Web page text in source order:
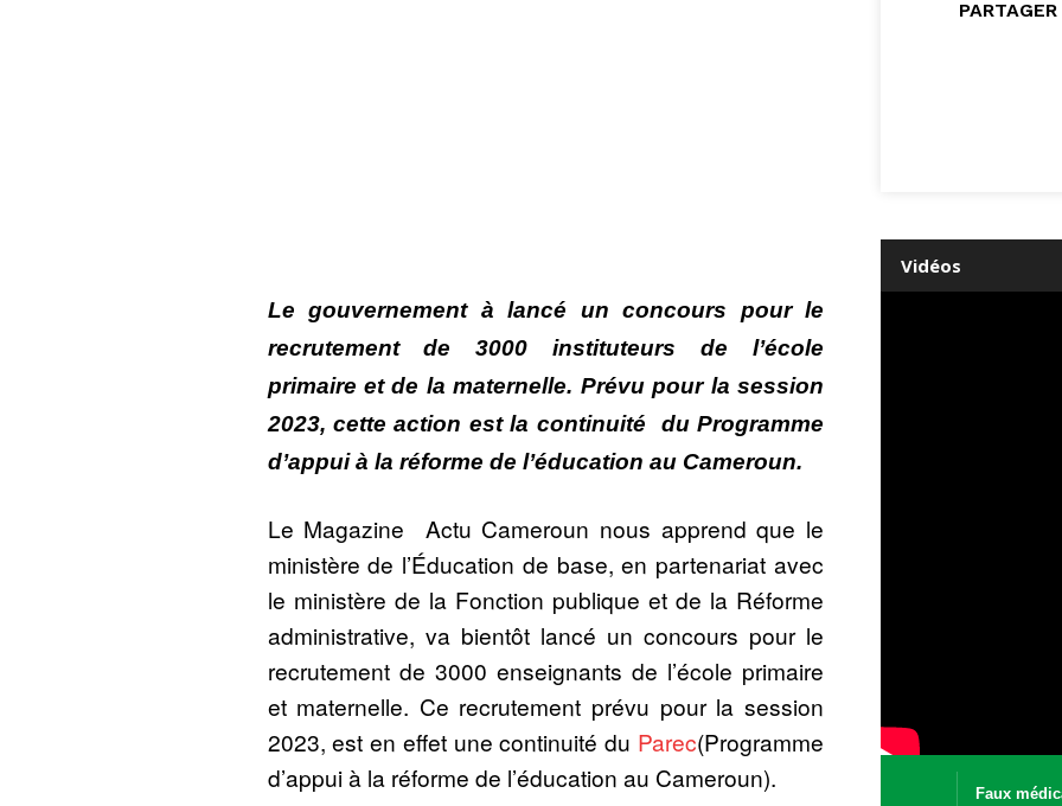
Le gouvernement à lancé un concours pour le
recrutement de 3000 instituteurs de l’école
primaire et de la maternelle. Prévu pour la session
2023, cette action est la continuité du Programme
d’appui à la réforme de l’éducation au Cameroun.
Le Magazine Actu Cameroun nous apprend que le
ministère de l’Éducation de base, en partenariat avec
le ministère de la Fonction publique et de la Réforme
administrative, va bientôt lancé un concours pour le
recrutement de 3000 enseignants de l’école primaire
et maternelle. Ce recrutement prévu pour la session
2023, est en effet une continuité du Parec(Programme
d’appui à la réforme de l’éducation au Cameroun).
PARTAGER
Vidéos
Faux